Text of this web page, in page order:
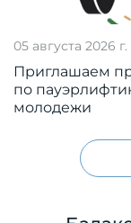
05 августа 2026 г.
Приглашаем
по
молодежи